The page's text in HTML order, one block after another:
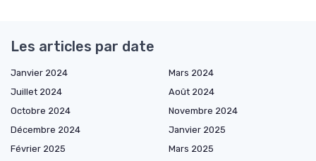
Les articles par date
Janvier 2024
Mars 2024
Juillet 2024
Août 2024
Octobre 2024
Novembre 2024
Décembre 2024
Janvier 2025
Février 2025
Mars 2025